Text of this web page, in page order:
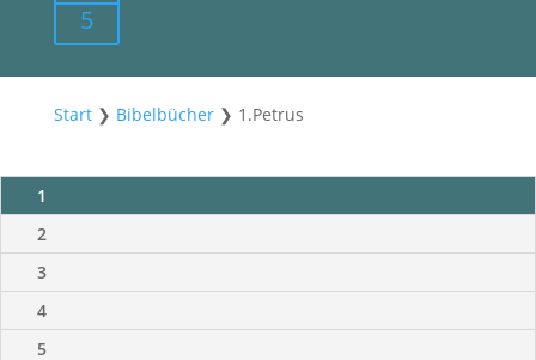
5
Start❯ Bibelbücher❯ 1.Petrus
1
2
3
4
5